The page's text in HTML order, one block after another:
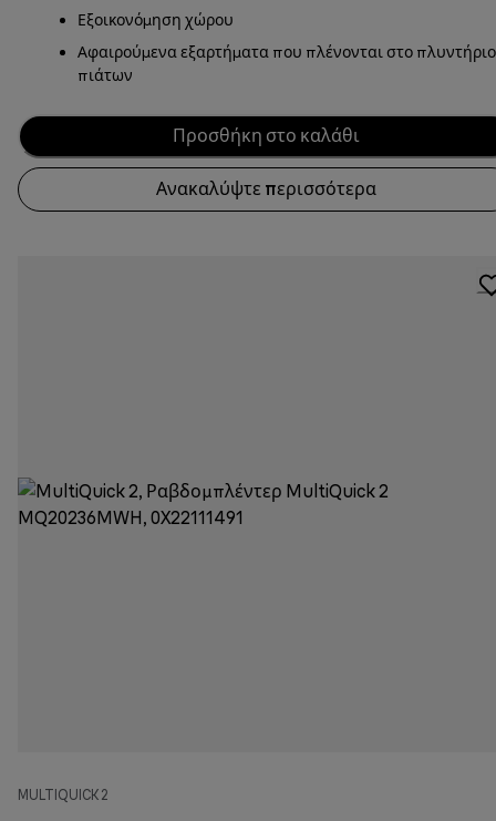
Εξοικονόμηση χώρου
Αφαιρούμενα εξαρτήματα που πλένονται στο πλυντήριο
πιάτων
Προσθήκη στο καλάθι
Ανακαλύψτε περισσότερα
MULTIQUICK 2